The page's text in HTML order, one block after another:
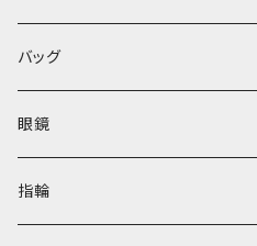
バッグ
眼鏡
指輪